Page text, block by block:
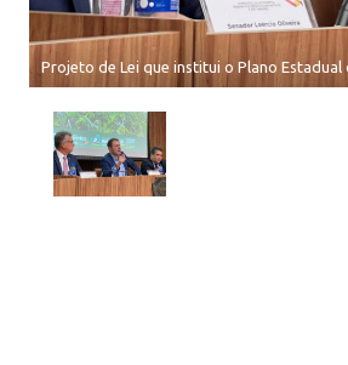
Projeto de Lei que institui o Plano